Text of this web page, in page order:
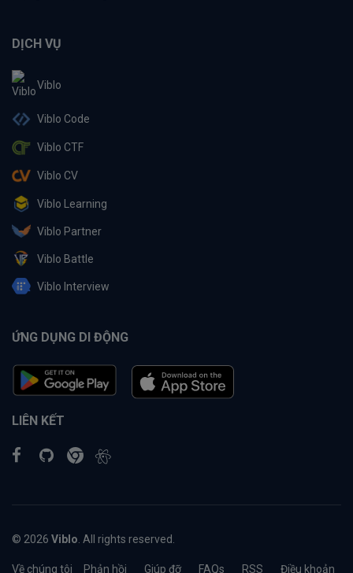
DỊCH VỤ
Viblo
Viblo Code
Viblo CTF
Viblo CV
Viblo Learning
Viblo Partner
Viblo Battle
Viblo Interview
ỨNG DỤNG DI ĐỘNG
LIÊN KẾT
© 2026 Viblo . All rights reserved.
Về chúng tôi Phản hồi Giúp đỡ FAQs RSS Điều khoản